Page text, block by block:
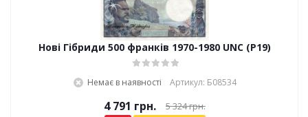
Нові Гібриди 500 франків 1970-1980 UNC (P19)
Немає в наявності Артикул: Б08534
4 791 грн. 5 324грн.